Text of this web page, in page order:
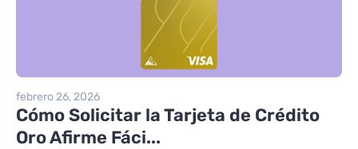
febrero 26, 2026
Cómo Solicitar la Tarjeta de Crédito
Oro Afirme Fáci...